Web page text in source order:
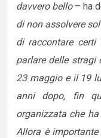
davvero bello– ha
di non assolvere
di raccontare
parlare delle stragi
23 maggio e il 19
anni dopo, fin
organizzata che
Allora è